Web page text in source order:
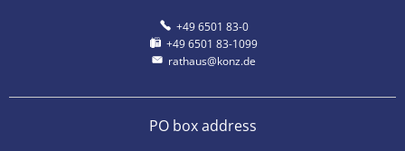
+49 6501 83-0
+49 6501 83-1099
rathaus@konz.de
PO box address